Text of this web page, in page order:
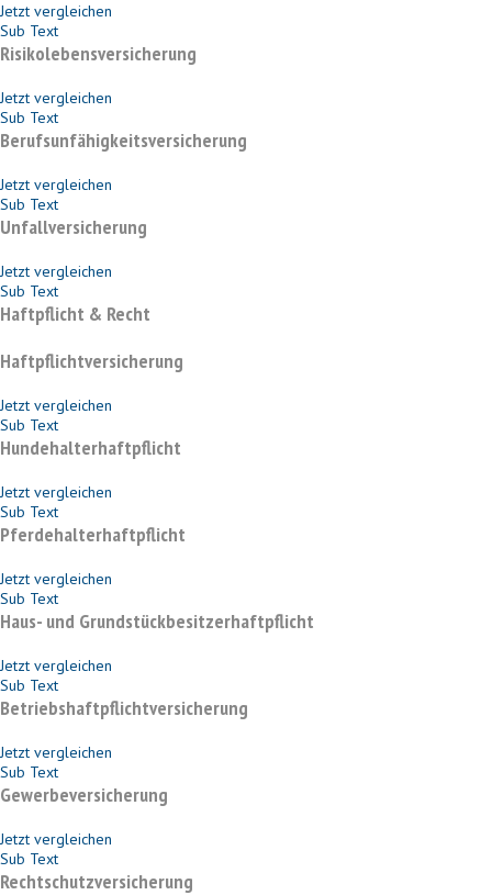
Jetzt vergleichen
Sub Text
Risikolebensversicherung
Jetzt vergleichen
Sub Text
Berufsunfähigkeitsversicherung
Jetzt vergleichen
Sub Text
Unfallversicherung
Jetzt vergleichen
Sub Text
Haftpflicht & Recht
Haftpflichtversicherung
Jetzt vergleichen
Sub Text
Hundehalterhaftpflicht
Jetzt vergleichen
Sub Text
Pferdehalterhaftpflicht
Jetzt vergleichen
Sub Text
Haus- und Grundstückbesitzerhaftpflicht
Jetzt vergleichen
Sub Text
Betriebshaftpflichtversicherung
Jetzt vergleichen
Sub Text
Gewerbeversicherung
Jetzt vergleichen
Sub Text
Rechtschutzversicherung